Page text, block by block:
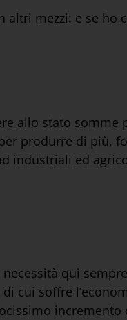
mezzi: e se ho
allo stato somme
produrre di più,
industriali ed
qui
cui soffre